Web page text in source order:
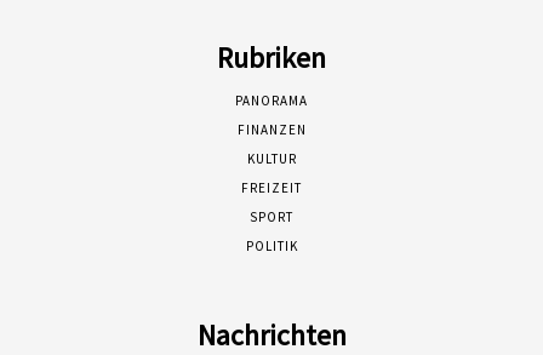
Rubriken
PANORAMA
FINANZEN
KULTUR
FREIZEIT
SPORT
POLITIK
Nachrichten